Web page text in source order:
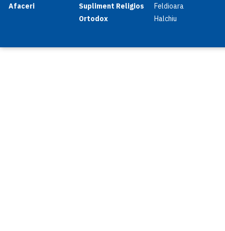
Afaceri
Supliment Religios
Ortodox
Feldioara
Halchiu